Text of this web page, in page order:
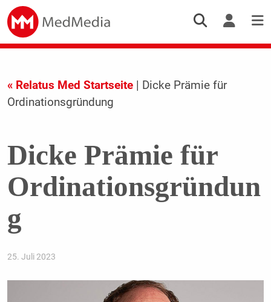
« Relatus Med Startseite| Dicke Prämie für
Ordinationsgründung
Dicke Prämie für
Ordinationsgründun
g
25. Juli 2023